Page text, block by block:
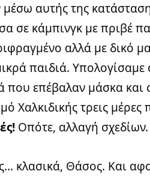
μέσω αυτής της
σε κάμπινγκ με πριβέ
αλλά με δικό
παιδιά.
που επέβαλαν μάσκα και
Χαλκιδικής τρεις
Οπότε, αλλαγή σχεδίων.
κλασικά, Θάσος. Και